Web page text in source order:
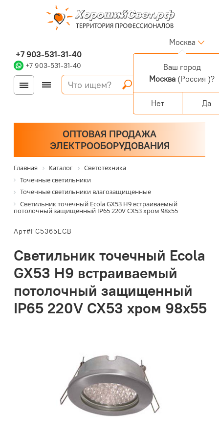
+7 903-531-31-40
+7 903-531-31-40
Москва
Войти
Регистрация
Корзина
0 позиций
Персональный раздел
ОПТОВАЯ ПРОДАЖА
ЭЛЕКТРООБОРУДОВАНИЯ
Главная Каталог
Светотехника
Точечные светильники
Точечные светильники влагозащищенные
Светильник точечный Ecola GX53 H9 встраиваемый
потолочный защищенный IP65 220V CX53 хром 98х55
Арт#FC5365ECB
Светильник точечный Ecola
GX53 H9 встраиваемый
потолочный защищенный
IP65 220V CX53 хром 98х55
Ваш город
Москва (Россия )?
Нет Да